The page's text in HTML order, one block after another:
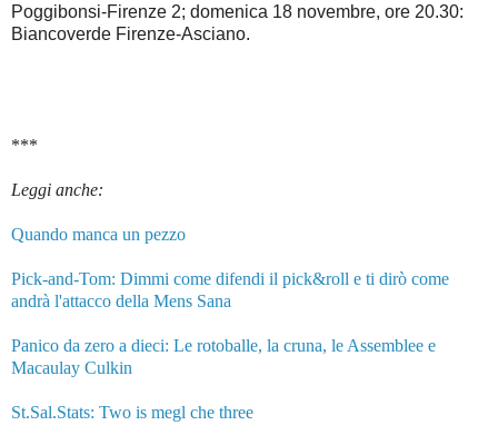
Poggibonsi-Firenze 2; domenica 18 novembre, ore 20.30:
Biancoverde Firenze-Asciano.
***
Leggi anche:
Quando manca un pezzo
Pick-and-Tom: Dimmi come difendi il pick&roll e ti dirò come
andrà l'attacco della Mens Sana
Panico da zero a dieci: Le rotoballe, la cruna, le Assemblee e
Macaulay Culkin
St.Sal.Stats: Two is megl che three